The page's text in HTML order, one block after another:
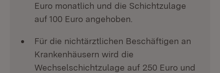
Euro monatlich und die Schichtzulage
auf 100 Euro angehoben.
Für die nichtärztlichen Beschäftigen an
Krankenhäusern wird die
Wechselschichtzulage auf 250 Euro und